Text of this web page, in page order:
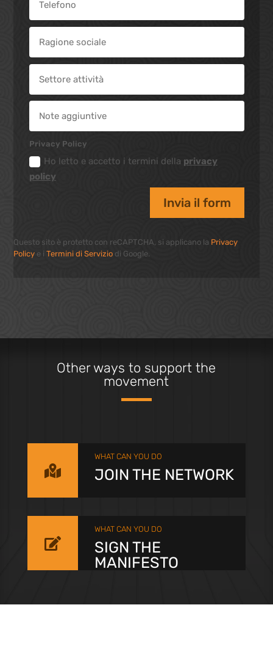
Privacy Policy
Ho letto e accetto i termini della privacy
policy
Invia il form
Questo sito è protetto con reCAPTCHA, si applicano la Privacy
Policy e iTermini di Servizio di Google.
Other ways to support the
movement

WHAT CAN YOU DO
JOIN THE NETWORK

WHAT CAN YOU DO
SIGN THE
MANIFESTO